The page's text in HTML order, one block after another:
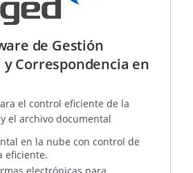
de Gestión
Correspondencia en
el control eficiente de la
el archivo documental
en la nube con control de
eficiente.